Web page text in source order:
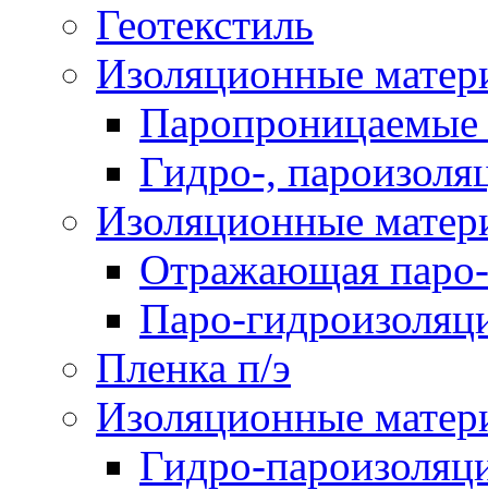
Геотекстиль
Изоляционные
Гидро-,
Изоляционные
Отражающая
Паро-
Пленка п/э
Изоляционные
Гидро-